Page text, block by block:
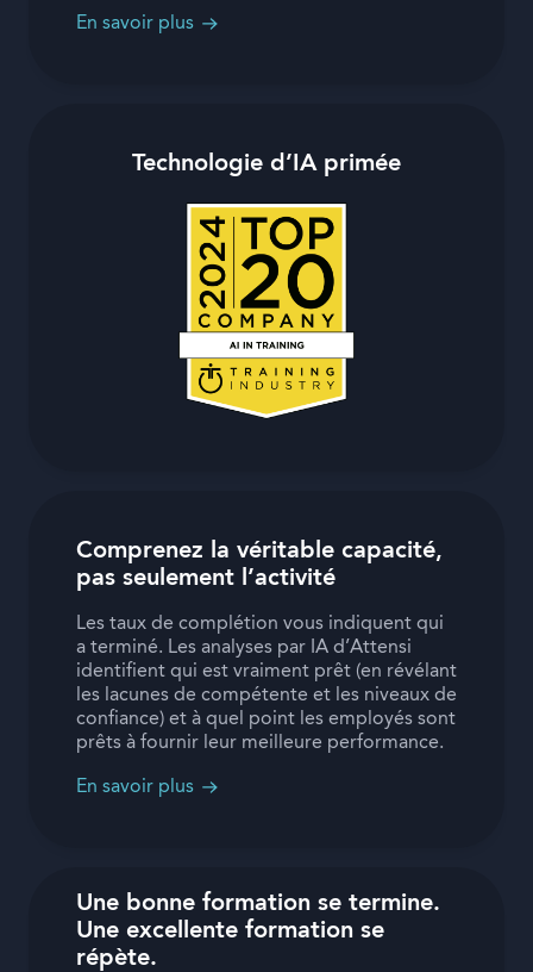
En savoir plus
Technologie d’IA primée
Comprenez la véritable capacité,
pas seulement l’activité
Les taux de complétion vous indiquent qui
a terminé. Les analyses par IA d’Attensi
identifient qui est vraiment prêt (en révélant
les lacunes de compétente et les niveaux de
confiance) et à quel point les employés sont
prêts à fournir leur meilleure performance.
En savoir plus
Une bonne formation se termine.
Une excellente formation se
répète.